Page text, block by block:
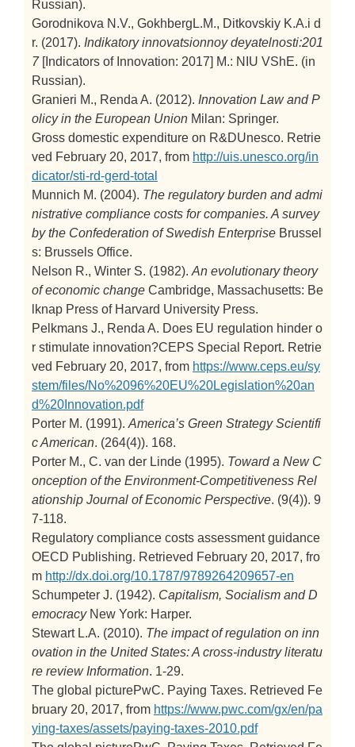
Russian).
Gorodnikova N.V., GokhbergL.M., Ditkovskiy K.A.i d
r. (2017). Indikatory innovatsionnoy deyatelnosti:201
7[Indicators of Innovation: 2017] M.: NIU VShE. (in
Russian).
Granieri M., Renda A. (2012). Innovation Law and P
olicy in the European Union Milan: Springer.
Gross domestic expenditure on R&DUnesco. Retrie
ved February 20, 2017, from http://uis.unesco.org/in
dicator/sti-rd-gerd-total
Munnich M. (2004). The regulatory burden and admi
nistrative compliance costs for companies. A survey
by the Confederation of Swedish Enterprise Brussel
s: Brussels Office.
Nelson R., Winter S. (1982). An evolutionary theory
of economic change Cambridge, Massachusetts: Be
lknap Press of Harvard University Press.
Pelkmans J., Renda A. Does EU regulation hinder o
r stimulate innovation?CEPS Special Report. Retrie
ved February 20, 2017, from https://www.ceps.eu/sy
stem/files/No%2096%20EU%20Legislation%20an
d%20Innovation.pdf
Porter M. (1991). America’s Green Strategy Scientifi
c American. (264(4)). 168.
Porter M., C. van der Linde (1995). Toward a New C
onception of the Environment-Competitiveness Rel
ationship Journal of Economic Perspective. (9(4)). 9
7-118.
Regulatory compliance costs assessment guidance
OECD Publishing. Retrieved February 20, 2017, fro
m http://dx.doi.org/10.1787/9789264209657-en
Schumpeter J. (1942). Capitalism, Socialism and D
emocracyNew York: Harper.
Stewart L.A. (2010). The impact of regulation on inn
ovation in the United States: A cross-industry literatu
re review Information. 1-29.
The global picturePwC. Paying Taxes. Retrieved Fe
bruary 20, 2017, from https://www.pwc.com/gx/en/pa
ying-taxes/assets/paying-taxes-2010.pdf